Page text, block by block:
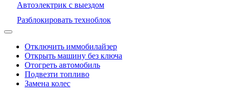
Автоэлектрик с выездом
Разблокировать техноблок
Отключить иммобилайзер
Открыть машину без ключа
Отогреть автомобиль
Подвезти топливо
Замена колес